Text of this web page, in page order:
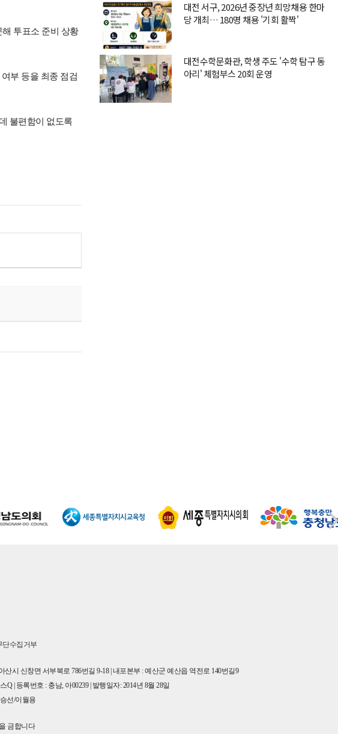
투표소 준비 상황
부 등을 최종 점검
불편함이 없도록
대전 서구, 2026년 중장년 희망채용 한마
당 개최… 180명 채용 '기회 활짝'
대전수학문화관, 학생 주도 '수학 탐구 동
아리' 체험부스 20회 운영
단수집거부
시 신창면 서부북로 786번길 9-18 | 내포본부 : 예산군 예산읍 역전로 140번길9
Q | 등록번호 : 충남, 아00239 | 발행일자: 2014년 8월 28일
선/이월용
단 전재와 복사, 배포 등을 금합니다